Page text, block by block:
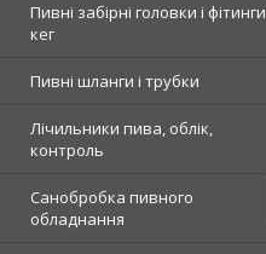
Пивні забірні головки і фітинги
кег
Пивні шланги і трубки
Лічильники пива, облік,
контроль
Санобробка пивного
обладнання